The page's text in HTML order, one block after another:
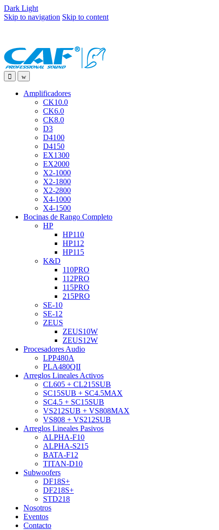
Dark Light
Skip to navigation Skip to content
Amplificadores
CK10.0
CK6.0
CK8.0
D3
D4100
D4150
EX1300
EX2000
X2-1000
X2-1800
X2-2800
X4-1000
X4-1500
Bocinas de Rango Completo
HP
HP110
HP112
HP115
K&D
110PRO
112PRO
115PRO
215PRO
SE-10
SE-12
ZEUS
ZEUS10W
ZEUS12W
Procesadores Audio
LPP480A
PLA480QII
Arreglos Lineales Activos
CL605 + CL215SUB
SC15SUB + SC4.5MAX
SC4.5 + SC15SUB
VS212SUB + VS808MAX
VS808 + VS212SUB
Arreglos Lineales Pasivos
ALPHA-F10
ALPHA-S215
BATA-F12
TITAN-D10
Subwoofers
DF18S+
DF218S+
STD218
Nosotros
Eventos
Contacto